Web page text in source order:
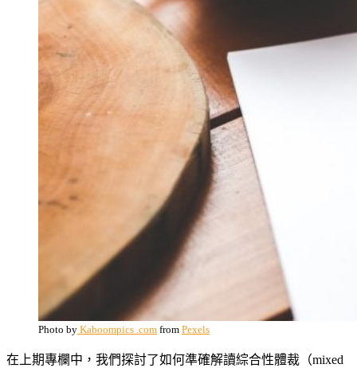
Photo by Kaboompics .com from Pexels
在上期專欄中，我們探討了如何準確解讀綜合性體裁（mixed